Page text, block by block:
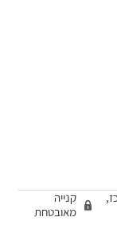
קנייה
מאובטחת